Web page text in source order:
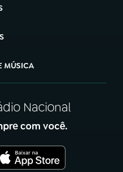
MÚSICA
Nacional
com você.